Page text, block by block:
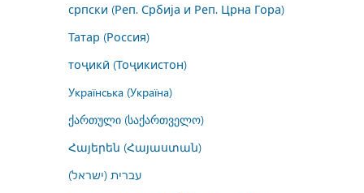
српски (Реп. Србија и Реп. Црна Гора)
Татар (Россия)
тоҷикӣ (Тоҷикистон)
Українська (Україна)
ქართული (საქართველო)
Հայերեն (Հայաստան)
עברית (ישראל)